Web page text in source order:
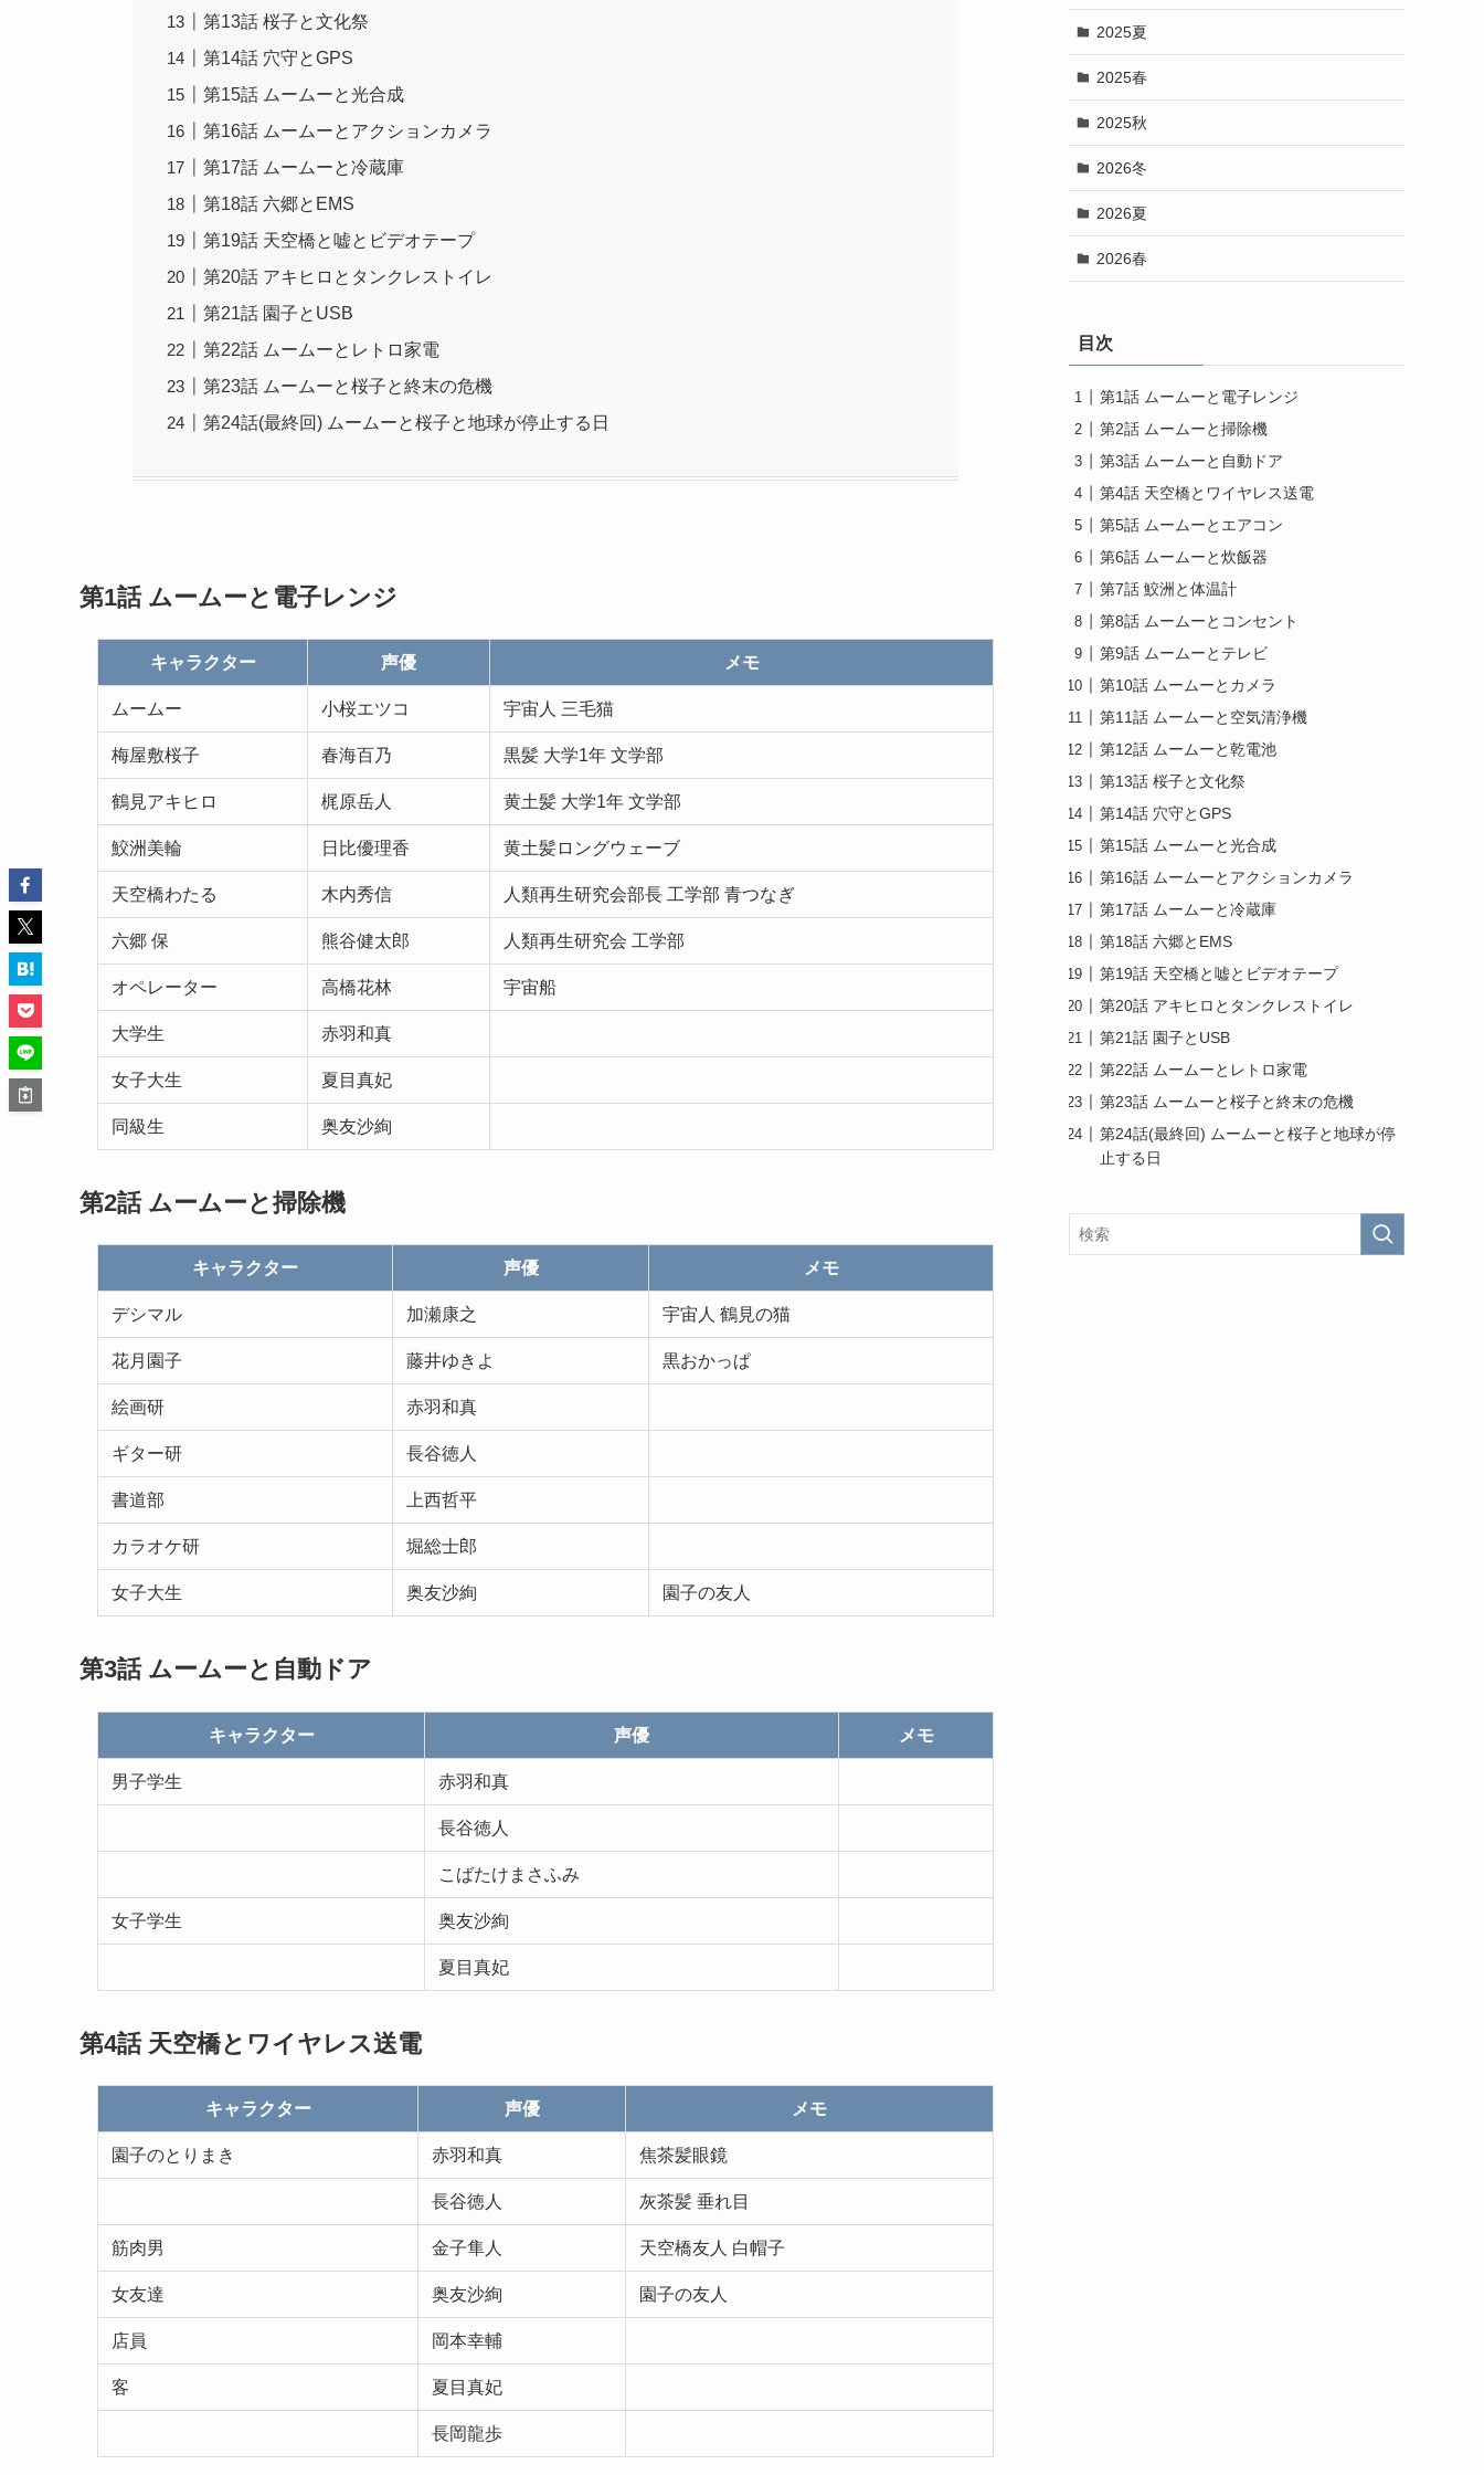
第13話 桜子と文化祭
第14話 穴守とGPS
第15話 ムームーと光合成
第16話 ムームーとアクションカメラ
第17話 ムームーと冷蔵庫
第18話 六郷とEMS
第19話 天空橋と嘘とビデオテープ
第20話 アキヒロとタンクレストイレ
第21話 園子とUSB
第22話 ムームーとレトロ家電
第23話 ムームーと桜子と終末の危機
第24話(最終回) ムームーと桜子と地球が停止する日
第1話 ムームーと電子レンジ
キャラクター 声優 メモ
ムームー 小桜エツコ 宇宙人 三毛猫
梅屋敷桜子 春海百乃 黒髪 大学1年 文学部
鶴見アキヒロ 梶原岳人 黄土髪 大学1年 文学部
鮫洲美輪 日比優理香 黄土髪ロングウェーブ
天空橋わたる 木内秀信 人類再生研究会部長 工学部 青つなぎ
六郷 保 熊谷健太郎 人類再生研究会 工学部
オペレーター 高橋花林 宇宙船
大学生 赤羽和真
女子大生 夏目真妃
同級生 奥友沙絢
第2話 ムームーと掃除機
キャラクター 声優 メモ
デシマル 加瀬康之 宇宙人 鶴見の猫
花月園子 藤井ゆきよ 黒おかっぱ
絵画研 赤羽和真
ギター研 長谷徳人
書道部 上西哲平
カラオケ研 堀総士郎
女子大生 奥友沙絢 園子の友人
第3話 ムームーと自動ドア
キャラクター 声優 メモ
男子学生 赤羽和真
長谷徳人
こばたけまさふみ
女子学生 奥友沙絢
夏目真妃
第4話 天空橋とワイヤレス送電
キャラクター 声優 メモ
園子のとりまき 赤羽和真 焦茶髪眼鏡
長谷徳人 灰茶髪 垂れ目
筋肉男 金子隼人 天空橋友人 白帽子
女友達 奥友沙絢 園子の友人
店員 岡本幸輔
客 夏目真妃
長岡龍歩
2025夏
2025春
2025秋
2026冬
2026夏
2026春
目次
第1話 ムームーと電子レンジ
第2話 ムームーと掃除機
第3話 ムームーと自動ドア
第4話 天空橋とワイヤレス送電
第5話 ムームーとエアコン
第6話 ムームーと炊飯器
第7話 鮫洲と体温計
第8話 ムームーとコンセント
第9話 ムームーとテレビ
第10話 ムームーとカメラ
第11話 ムームーと空気清浄機
第12話 ムームーと乾電池
第13話 桜子と文化祭
第14話 穴守とGPS
第15話 ムームーと光合成
第16話 ムームーとアクションカメラ
第17話 ムームーと冷蔵庫
第18話 六郷とEMS
第19話 天空橋と嘘とビデオテープ
第20話 アキヒロとタンクレストイレ
第21話 園子とUSB
第22話 ムームーとレトロ家電
第23話 ムームーと桜子と終末の危機
第24話(最終回) ムームーと桜子と地球が停
止する日